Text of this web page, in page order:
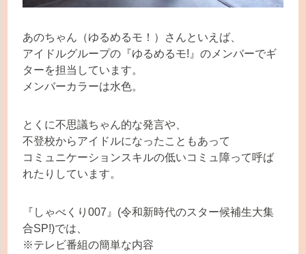
あのちゃん（ゆるめるモ！）さんといえば、
アイドルグループの『ゆるめるモ!』のメンバーでギ
ターを担当しています。
メンバーカラーは水色。
とくに不思議ちゃん的な発言や、
不登校からアイドルになったこともあって
コミュニケーションスキルの低いコミュ障って呼ば
れたりしています。
『しゃべくり007』(令和新時代のスター候補生大集
合SP!)では、
※テレビ番組の簡単な内容